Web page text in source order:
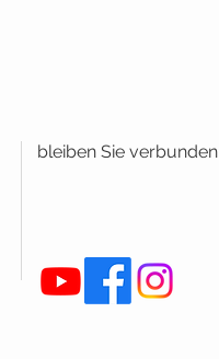
bleiben Sie verbunden